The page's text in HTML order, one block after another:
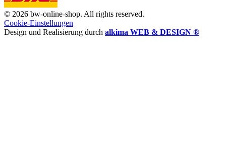
© 2026 bw-online-shop. All rights reserved.
Cookie-Einstellungen
Design und Realisierung durch alkima WEB & DESIGN ®